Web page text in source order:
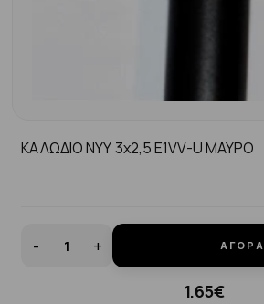
ΚΑΛΩΔΙΟ NYY 3x2,5 E1VV-U MAYΡΟ
- + ΑΓΟΡΆ
1.65€